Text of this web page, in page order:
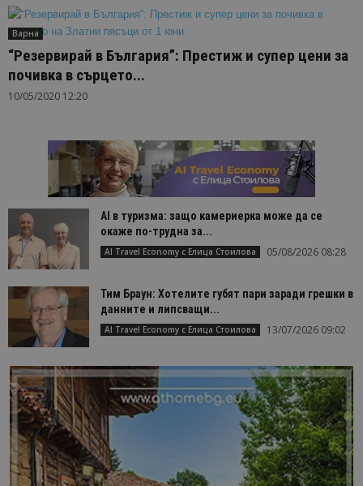
Варна
“Резервирай в България”: Престиж и супер цени за
почивка в сърцето...
10/05/2020 12:20
AI в туризма: защо камериерка може да се
окаже по-трудна за...
AI Travel Economy с Елица Стоилова 05/08/2026 08:28
Тим Браун: Хотелите губят пари заради грешки в
данните и липсващи...
AI Travel Economy с Елица Стоилова 13/07/2026 09:02